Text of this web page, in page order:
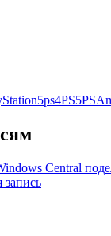
ps4PS5
Central